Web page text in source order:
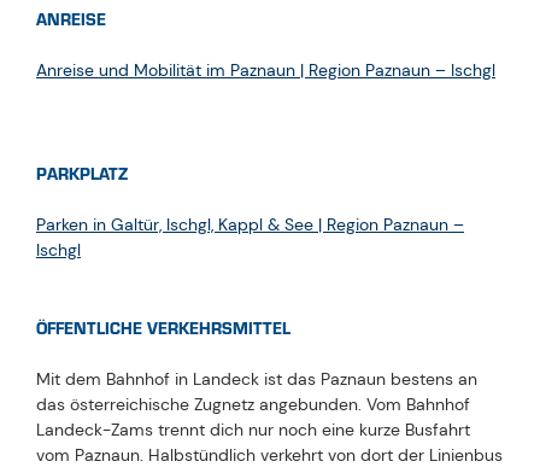
ANREISE
Anreise und Mobilität im Paznaun | Region Paznaun – Ischgl
PARKPLATZ
Parken in Galtür, Ischgl, Kappl & See | Region Paznaun –
Ischgl
ÖFFENTLICHE VERKEHRSMITTEL
Mit dem Bahnhof in Landeck ist das Paznaun bestens an
das österreichische Zugnetz angebunden. Vom Bahnhof
Landeck-Zams trennt dich nur noch eine kurze Busfahrt
vom Paznaun. Halbstündlich verkehrt von dort der Linienbus